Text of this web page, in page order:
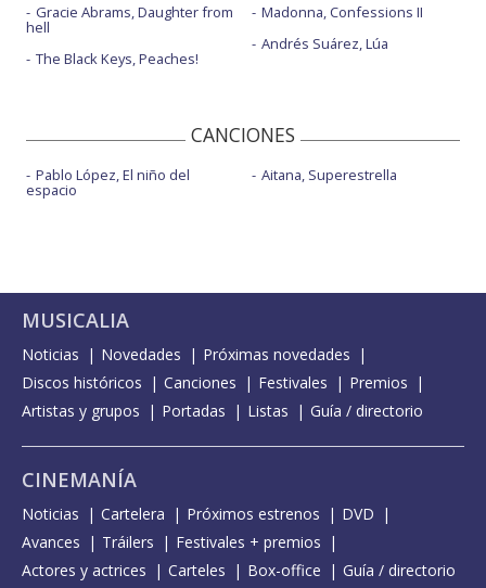
Gracie Abrams, Daughter from
hell
The Black Keys, Peaches!
Madonna, Confessions II
Andrés Suárez, Lúa
CANCIONES
Pablo López, El niño del
espacio
Aitana, Superestrella
MUSICALIA
Noticias Novedades
Próximas novedades
Discos históricos
Canciones Festivales
Premios
Artistas y grupos
Portadas Listas Guía / directorio
CINEMANÍA
Noticias Cartelera Próximos estrenos
DVD
Avances
Tráilers
Festivales + premios
Actores y actrices
Carteles Box-office Guía / directorio